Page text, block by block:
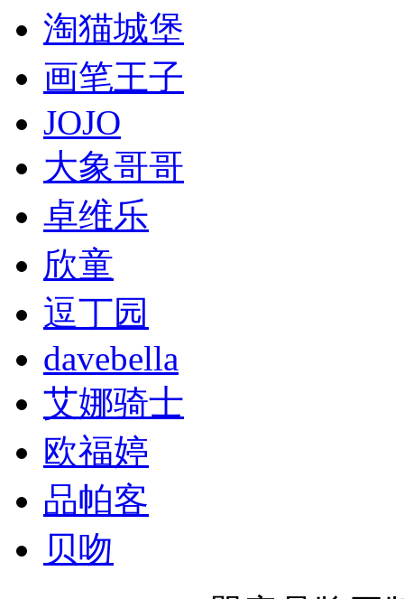
淘猫城堡
画笔王子
JOJO
大象哥哥
卓维乐
欣童
逗丁园
davebella
艾娜骑士
欧福婷
品帕客
贝吻